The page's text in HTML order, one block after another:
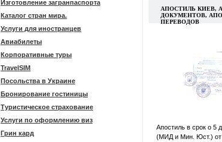
Изготовление загранпаспорта
Каталог стран мира.
Услуги для иностранцев
Авиабилеты
Корпоративные туры
TravelSIM
Посольства в Украине
Бронирование гостиницы
Туристическое страхование
Услуги по оформлению виз
Грин кард
АПОСТИЛЬ КИЕВ,
ДОКУМЕНТОВ,
ПЕРЕВОДОВ
Апостиль в срок о 5
(МИД и Мин. Юст.) от